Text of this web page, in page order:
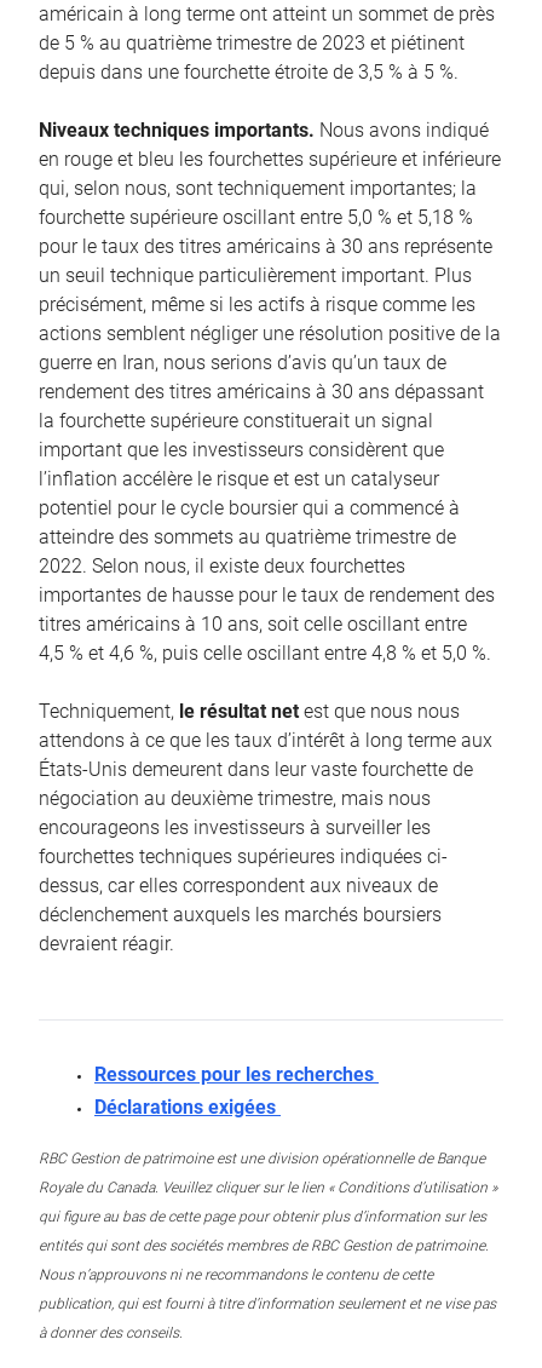
américain à long terme ont atteint un sommet de près
de 5 % au quatrième trimestre de 2023 et piétinent
depuis dans une fourchette étroite de 3,5 % à 5 %.
Niveaux techniques importants. Nous avons indiqué
en rouge et bleu les fourchettes supérieure et inférieure
qui, selon nous, sont techniquement importantes; la
fourchette supérieure oscillant entre 5,0 % et 5,18 %
pour le taux des titres américains à 30 ans représente
un seuil technique particulièrement important. Plus
précisément, même si les actifs à risque comme les
actions semblent négliger une résolution positive de la
guerre en Iran, nous serions d’avis qu’un taux de
rendement des titres américains à 30 ans dépassant
la fourchette supérieure constituerait un signal
important que les investisseurs considèrent que
l’inflation accélère le risque et est un catalyseur
potentiel pour le cycle boursier qui a commencé à
atteindre des sommets au quatrième trimestre de
2022. Selon nous, il existe deux fourchettes
importantes de hausse pour le taux de rendement des
titres américains à 10 ans, soit celle oscillant entre
4,5 % et 4,6 %, puis celle oscillant entre 4,8 % et 5,0 %.
Techniquement, le résultat net est que nous nous
attendons à ce que les taux d’intérêt à long terme aux
États-Unis demeurent dans leur vaste fourchette de
négociation au deuxième trimestre, mais nous
encourageons les investisseurs à surveiller les
fourchettes techniques supérieures indiquées ci-
dessus, car elles correspondent aux niveaux de
déclenchement auxquels les marchés boursiers
devraient réagir.
Ressources pour les recherches
Déclarations exigées
RBC Gestion de patrimoine est une division opérationnelle de Banque
Royale du Canada. Veuillez cliquer sur le lien « Conditions d’utilisation »
qui figure au bas de cette page pour obtenir plus d’information sur les
entités qui sont des sociétés membres de RBC Gestion de patrimoine.
Nous n’approuvons ni ne recommandons le contenu de cette
publication, qui est fourni à titre d’information seulement et ne vise pas
à donner des conseils.